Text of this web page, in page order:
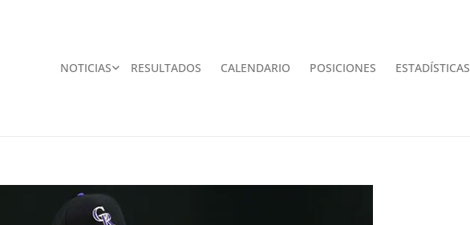
NOTICIAS RESULTADOS CALENDARIO POSICIONES ESTADÍSTICAS